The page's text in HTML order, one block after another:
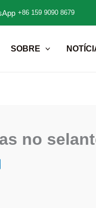
+86 159 9090 8679
SOBRE
no